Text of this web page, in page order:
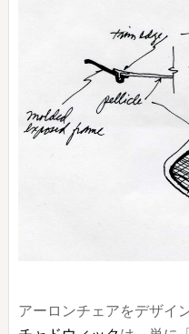
アーロンチェアをデザイ